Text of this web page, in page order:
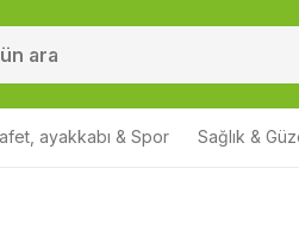
ayakkabı & Spor Sağlık &